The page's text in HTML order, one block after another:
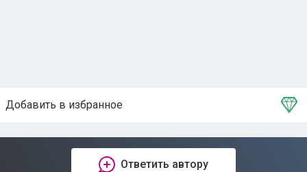
Добавить в избранное
Тема в избранном
Ответить автору